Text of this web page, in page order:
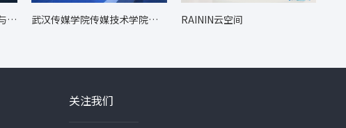
自
武汉传媒学院传媒技术学院毕
RAININ云空间
关注我们